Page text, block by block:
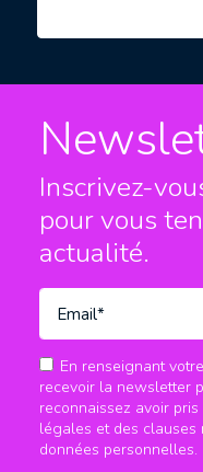
Inscrivez-
pour vous
actualité.
En renseignant
recevoir la newsletter
reconnaissez avoir
légales et des clauses
données personnelles.